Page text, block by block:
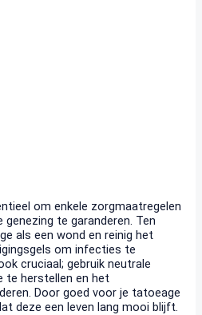
om enkele zorgmaatregelen
te garanderen. Ten
als een wond en reinig het
om infecties te
cruciaal; gebruik neutrale
te herstellen en het
Door goed voor je tatoeage
deze een leven lang mooi blijft.